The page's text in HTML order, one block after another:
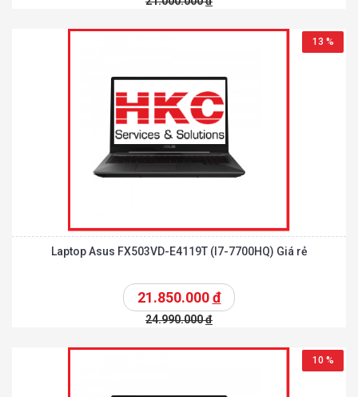
13 %
Laptop Asus FX503VD-E4119T (I7-7700HQ) Giá rẻ
21.850.000đ
24.990.000đ
10 %